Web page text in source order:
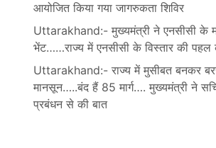
आयोजित किया गया जागरुकता शिविर
Uttarakhand:- मुख्यमंत्री ने एनसीसी के
भेंट……राज्य में एनसीसी के विस्तार की पहल
Uttarakhand:- राज्य में मुसीबत बनकर
मानसून…..बंद हैं 85 मार्ग…. मुख्यमंत्री ने
प्रबंधन से की बात